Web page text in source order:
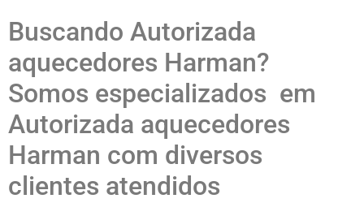
Buscando Autorizada
aquecedores Harman?
Somos especializados em
Autorizada aquecedores
Harman com diversos
clientes atendidos